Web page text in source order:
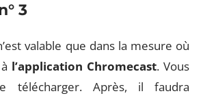
3
valable que dans la mesure où
l’application Chromecast. Vous
télécharger. Après, il faudra